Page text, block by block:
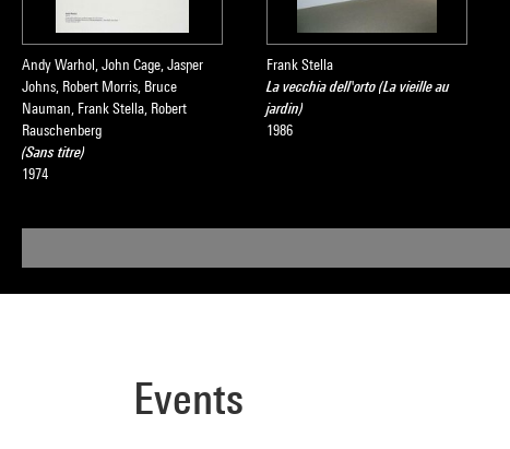
Andy Warhol, John Cage, Jasper
Johns, Robert Morris, Bruce
Nauman, Frank Stella, Robert
Rauschenberg
(Sans titre)
1974
Frank Stella
La vecchia dell'orto (La vieille au
jardin)
1986
Events